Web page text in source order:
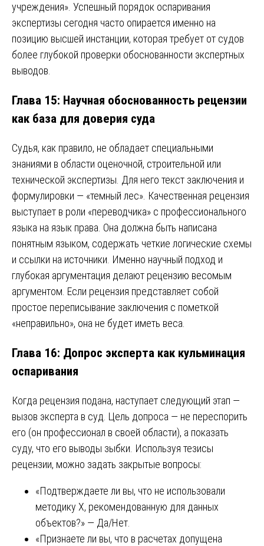
учреждения». Успешный порядок оспаривания
экспертизы сегодня часто опирается именно на
позицию высшей инстанции, которая требует от судов
более глубокой проверки обоснованности экспертных
выводов.
Глава 15: Научная обоснованность рецензии
как база для доверия суда
Судья, как правило, не обладает специальными
знаниями в области оценочной, строительной или
технической экспертизы. Для него текст заключения и
формулировки — «темный лес». Качественная рецензия
выступает в роли «переводчика» с профессионального
языка на язык права. Она должна быть написана
понятным языком, содержать четкие логические схемы
и ссылки на источники. Именно научный подход и
глубокая аргументация делают рецензию весомым
аргументом. Если рецензия представляет собой
простое переписывание заключения с пометкой
«неправильно», она не будет иметь веса.
Глава 16: Допрос эксперта как кульминация
оспаривания
Когда рецензия подана, наступает следующий этап —
вызов эксперта в суд. Цель допроса — не переспорить
его (он профессионал в своей области), а показать
суду, что его выводы зыбки. Используя тезисы
рецензии, можно задать закрытые вопросы:
«Подтверждаете ли вы, что не использовали
методику Х, рекомендованную для данных
объектов?» — Да/Нет.
«Признаете ли вы, что в расчетах допущена